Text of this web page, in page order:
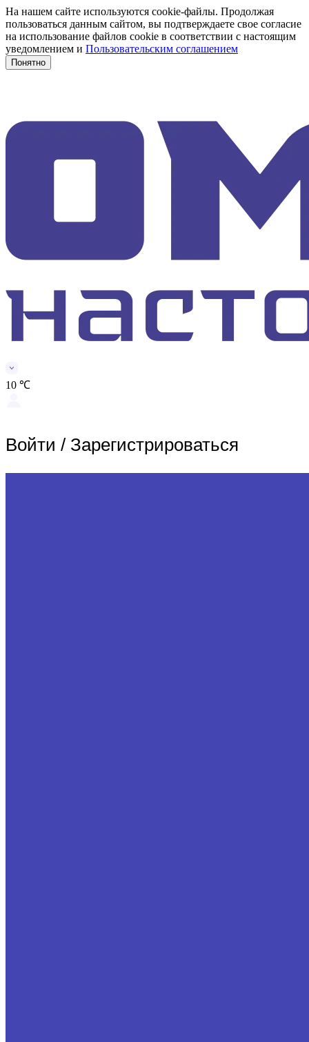
На нашем сайте используются cookie-файлы. Продолжая
пользоваться данным сайтом, вы подтверждаете свое согласие
на использование файлов cookie в соответствии с настоящим
уведомлением и Пользовательским соглашением
Понятно
10 ℃
Войти / Зарегистрироваться